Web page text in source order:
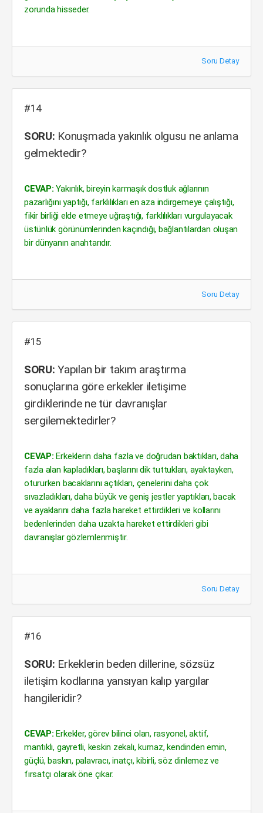
zorunda hisseder.
Soru Detay
#14
SORU: Konuşmada yakınlık olgusu ne anlama
gelmektedir?
CEVAP: Yakınlık, bireyin karmaşık dostluk ağlarının
pazarlığını yaptığı, farklılıkları en aza indirgemeye çalıştığı,
fikir birliği elde etmeye uğraştığı, farklılıkları vurgulayacak
üstünlük görünümlerinden kaçındığı, bağlantılardan oluşan
bir dünyanın anahtarıdır.
Soru Detay
#15
SORU: Yapılan bir takım araştırma
sonuçlarına göre erkekler iletişime
girdiklerinde ne tür davranışlar
sergilemektedirler?
CEVAP: Erkeklerin daha fazla ve doğrudan baktıkları, daha
fazla alan kapladıkları, başlarını dik tuttukları, ayaktayken,
otururken bacaklarını açtıkları, çenelerini daha çok
sıvazladıkları, daha büyük ve geniş jestler yaptıkları, bacak
ve ayaklarını daha fazla hareket ettirdikleri ve kollarını
bedenlerinden daha uzakta hareket ettirdikleri gibi
davranışlar gözlemlenmiştir.
Soru Detay
#16
SORU: Erkeklerin beden dillerine, sözsüz
iletişim kodlarına yansıyan kalıp yargılar
hangileridir?
CEVAP: Erkekler, görev bilinci olan, rasyonel, aktif,
mantıklı, gayretli, keskin zekalı, kurnaz, kendinden emin,
güçlü, baskın, palavracı, inatçı, kibirli, söz dinlemez ve
fırsatçı olarak öne çıkar.